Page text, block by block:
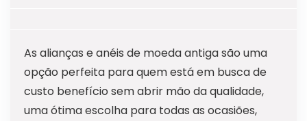
As alianças e anéis de moeda antiga são uma
opção perfeita para quem está em busca de
custo benefício sem abrir mão da qualidade,
uma ótima escolha para todas as ocasiões,